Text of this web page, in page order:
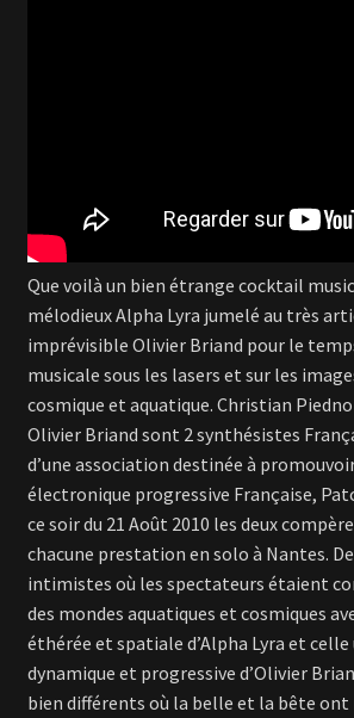
Que voilà un bien étrange cocktail
mélodieux Alpha Lyra jumelé au très
imprévisible Olivier Briand pour le
musicale sous les lasers et sur les
cosmique et aquatique. Christian
Olivier Briand sont 2 synthésistes
d’une association destinée à
électronique progressive Française,
ce soir du 21 Août 2010 les deux
chacune prestation en solo à Nantes.
intimistes où les spectateurs étaient
des mondes aquatiques et cosmiques
éthérée et spatiale d’Alpha Lyra et celle
dynamique et progressive d’Olivier
bien différents où la belle et la bête ont